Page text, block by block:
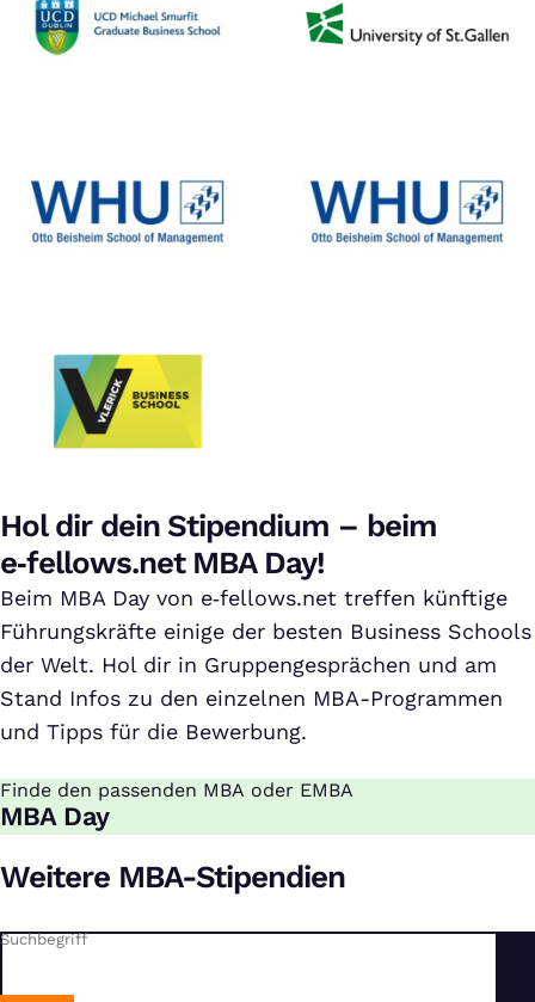
Hol dir dein Stipendium – beim
e‑fellows.net MBA Day!
Beim MBA Day von e‑fellows.net treffen künftige
Führungskräfte einige der besten Business Schools
der Welt. Hol dir in Gruppengesprächen und am
Stand Infos zu den einzelnen MBA-Programmen
und Tipps für die Bewerbung.
Finde den passenden MBA oder EMBA
:
MBA Day
Weitere MBA-Stipendien
Suchbegriff